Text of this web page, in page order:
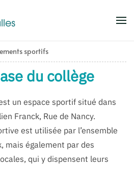
sportifs
du collège
un espace sportif situé dans
Franck, Rue de Nancy.
est utilisée par l’ensemble
mais également par des
qui y dispensent leurs